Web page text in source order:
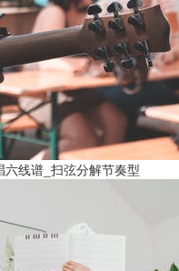
线谱_扫弦分解节奏型